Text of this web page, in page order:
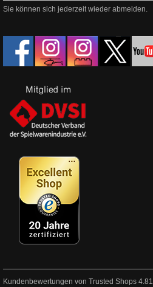
Sie können sich jederzeit wieder abmelden.
Kundenbewertungen von Trusted Shops 4.81